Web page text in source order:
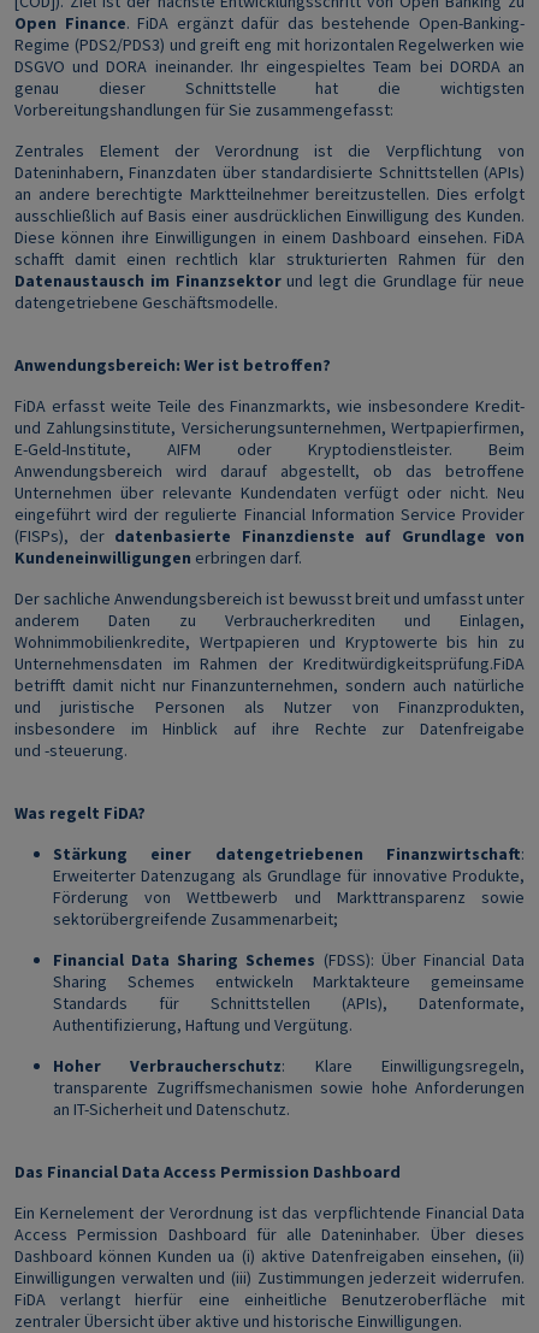
Open Finance. FiDA ergänzt dafür das bestehende Open-Banking-
Regime (PDS2/PDS3) und greift eng mit horizontalen Regelwerken wie
DSGVO und DORA ineinander. Ihr eingespieltes Team bei DORDA an
genau dieser Schnittstelle hat die wichtigsten
Vorbereitungshandlungen für Sie zusammengefasst:
Zentrales Element der Verordnung ist die Verpflichtung von
Dateninhabern, Finanzdaten über standardisierte Schnittstellen (APIs)
an andere berechtigte Marktteilnehmer bereitzustellen. Dies erfolgt
ausschließlich auf Basis einer ausdrücklichen Einwilligung des Kunden.
Diese können ihre Einwilligungen in einem Dashboard einsehen. FiDA
schafft damit einen rechtlich klar strukturierten Rahmen für den
Datenaustausch im Finanzsektorund legt die Grundlage für neue
datengetriebene Geschäftsmodelle.
Anwendungsbereich: Wer ist betroffen?
FiDA erfasst weite Teile des Finanzmarkts, wie insbesondere Kredit-
und Zahlungsinstitute, Versicherungsunternehmen, Wertpapierfirmen,
E-Geld-Institute, AIFM oder Kryptodienstleister. Beim
Anwendungsbereich wird darauf abgestellt, ob das betroffene
Unternehmen über relevante Kundendaten verfügt oder nicht. Neu
eingeführt wird der regulierte Financial Information Service Provider
(FISPs), der datenbasierte Finanzdienste auf Grundlage von
Kundeneinwilligungen erbringen darf.
Der sachliche Anwendungsbereich ist bewusst breit und umfasst unter
anderem Daten zu Verbraucherkrediten und Einlagen,
Wohnimmobilienkredite, Wertpapieren und Kryptowerte bis hin zu
Unternehmensdaten im Rahmen der Kreditwürdigkeitsprüfung.FiDA
betrifft damit nicht nur Finanzunternehmen, sondern auch natürliche
und juristische Personen als Nutzer von Finanzprodukten,
insbesondere im Hinblick auf ihre Rechte zur Datenfreigabe
und ‑steuerung.
Was regelt FiDA?
Stärkung einer datengetriebenen Finanzwirtschaft:
Erweiterter Datenzugang als Grundlage für innovative Produkte,
Förderung von Wettbewerb und Markttransparenz sowie
sektorübergreifende Zusammenarbeit;
Financial Data Sharing Schemes (FDSS): Über Financial Data
Sharing Schemes entwickeln Marktakteure gemeinsame
Standards für Schnittstellen (APIs), Datenformate,
Authentifizierung, Haftung und Vergütung.
Hoher Verbraucherschutz: Klare Einwilligungsregeln,
transparente Zugriffsmechanismen sowie hohe Anforderungen
an IT-Sicherheit und Datenschutz.
Das Financial Data Access Permission Dashboard
Ein Kernelement der Verordnung ist das verpflichtende Financial Data
Access Permission Dashboard für alle Dateninhaber. Über dieses
Dashboard können Kunden ua (i) aktive Datenfreigaben einsehen, (ii)
Einwilligungen verwalten und (iii) Zustimmungen jederzeit widerrufen.
FiDA verlangt hierfür eine einheitliche Benutzeroberfläche mit
zentraler Übersicht über aktive und historische Einwilligungen.